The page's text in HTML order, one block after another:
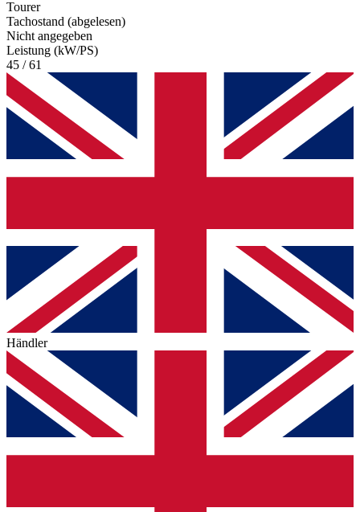
Tourer
Tachostand (abgelesen)
Nicht angegeben
Leistung (kW/PS)
45 / 61
Händler